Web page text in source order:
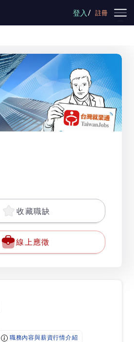
登入/ 註冊
收藏職缺
線上應徵
職務內容與薪資行情介紹